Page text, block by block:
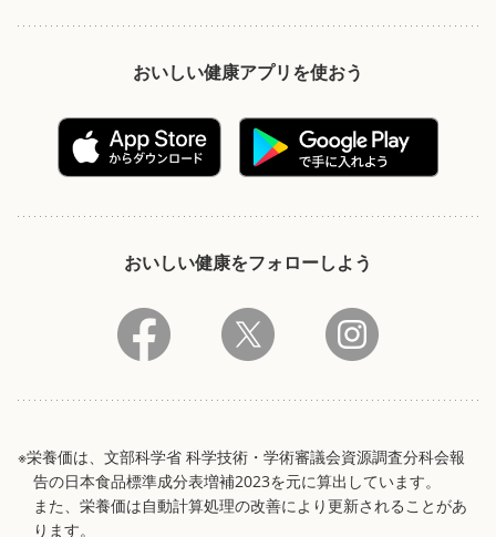
おいしい健康アプリを使おう
おいしい健康をフォローしよう
※栄養価は、文部科学省 科学技術・学術審議会資源調査分科会報
告の日本食品標準成分表増補2023を元に算出しています。
また、栄養価は自動計算処理の改善により更新されることがあ
ります。